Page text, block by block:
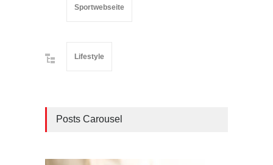
Sportwebseite
Lifestyle
Posts Carousel